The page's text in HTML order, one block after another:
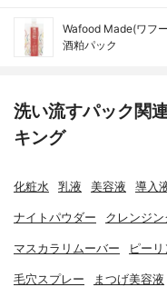
Wafood Made(ワフ
酒粕パック
洗い流すパック関
キング
化粧水 乳液 美容液 導入
ナイトパウダー クレンジン
マスカラリムーバー ピー
毛穴スプレー まつげ美容液